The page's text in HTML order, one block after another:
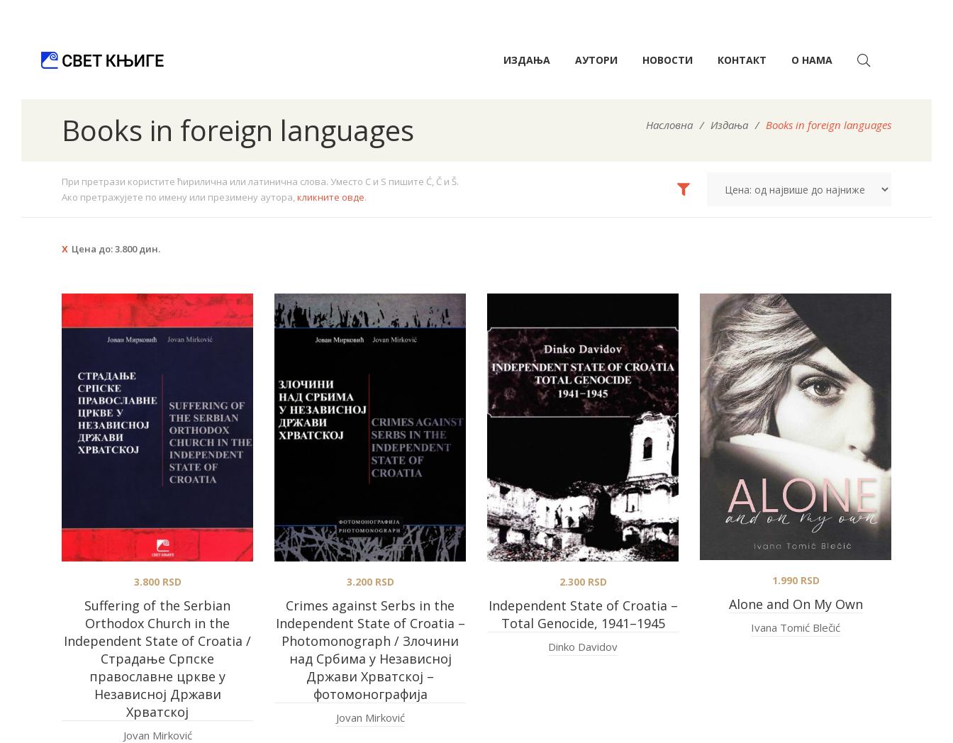
ИЗДАЊА АУТОРИ НОВОСТИ КОНТАКТ О НАМА
Books in foreign languages Насловна / Издања / Books in foreign languages
При претрази користите ћирилична или латинична слова. Уместо C и S пишите Ć, Č и Š.
Ако претражујете по имену или презимену аутора,кликните овде.
Цена до:3.800дин.
Suffering of the Serbian
Orthodox Church in the
Independent State of Croatia /
Страдање Српске
православне цркве у
Независној Држави
Хрватској
3.800RSD
Jovan Mirković
Crimes against Serbs in the
Independent State of Croatia –
Photomonograph / Злочини
над Србима у Независној
Држави Хрватској –
фотомонографија
3.200RSD
Jovan Mirković
Independent State of Croatia –
Total Genocide, 1941–1945
2.300RSD
Dinko Davidov
Alone and On My Own
1.990RSD
Ivana Tomić Blečić